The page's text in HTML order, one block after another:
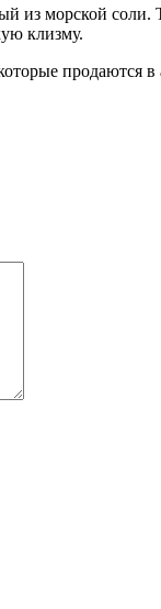
морской соли.
клизму.
продаются